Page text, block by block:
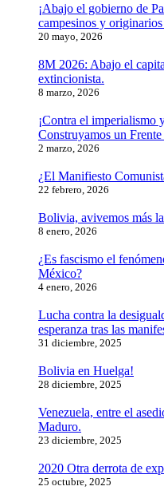
¡Abajo el gobierno de
campesinos y
20 mayo, 2026
8M 2026: Abajo el
extincionista.
8 marzo, 2026
¡Contra el imperialismo
Construyamos un
2 marzo, 2026
¿El Manifiesto
22 febrero, 2026
Bolivia, avivemos más
8 enero, 2026
¿Es fascismo el
México?
4 enero, 2026
Lucha contra la
esperanza tras las
31 diciembre, 2025
Bolivia en Huelga!
28 diciembre, 2025
Venezuela, entre el
Maduro.
23 diciembre, 2025
2020 Otra derrota de
25 octubre, 2025